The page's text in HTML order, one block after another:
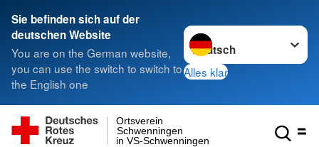
Sie befinden sich auf der
deutschen Website
You are on the German website,
you can use the switch to switch to
the English one
Sprache wechseln zu
Alles klar
in VS-Schwenningen
Schwenningen
Ortsverein